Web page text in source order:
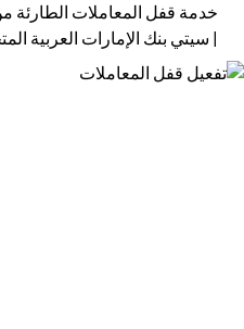
خدمة قفل المعاملات الطارئة
| سيتي بنك الإمارات العربية